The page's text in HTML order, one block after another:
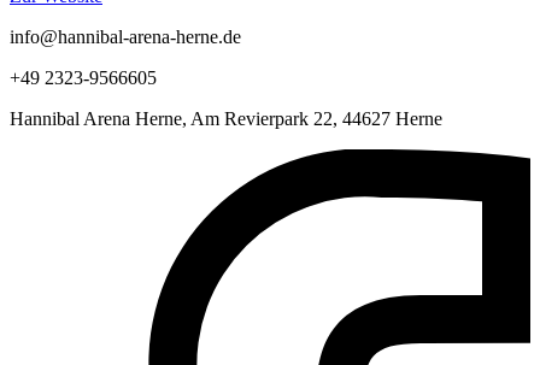
info@hannibal-arena-herne.de
+49 2323-9566605
Hannibal Arena Herne, Am Revierpark 22, 44627 Herne